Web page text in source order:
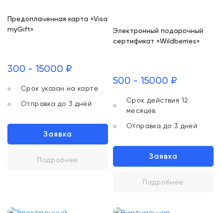
Предоплаченная карта «Visa
myGift»
300 - 15000 ₽
Срок указан на карте
Отправка до 3 дней
Заявка
Подробнее
Электронный подарочный
сертификат «Wildberries»
500 - 15000 ₽
Срок действия 12
месяцев
Отправка до 3 дней
Заявка
Подробнее